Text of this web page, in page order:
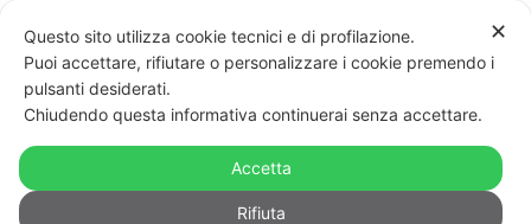
Transgender day of visibility, la storia
di Ethan: “Espormi mi ha reso libero”
✕
Questo sito utilizza cookie tecnici e di profilazione.
Puoi accettare, rifiutare o personalizzare i cookie premendo i
pulsanti desiderati.
Chiudendo questa informativa continuerai senza accettare.
Accetta
Rifiuta